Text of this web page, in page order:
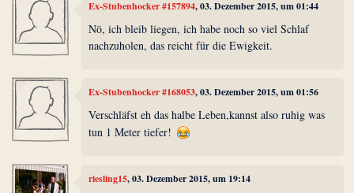
Ex-Stubenhocker #157894, 03. Dezember 2015, um 01:44
Nö, ich bleib liegen, ich habe noch so viel Schlaf
nachzuholen, das reicht für die Ewigkeit.
Ex-Stubenhocker #168053, 03. Dezember 2015, um 01:56
Verschläfst eh das halbe Leben,kannst also ruhig was
tun 1 Meter tiefer!
riesling15, 03. Dezember 2015, um 19:14